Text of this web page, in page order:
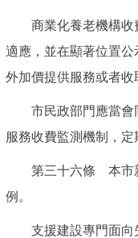
商業化養老機構收
適應，並在顯著位置
外加價提供服務或者收
市民政部門應當會
服務收費監測機制，定
第三十六條 本市新
例。
支援建設專門面向